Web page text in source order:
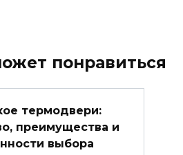
понравиться
термодвери:
преимущества и
выбора